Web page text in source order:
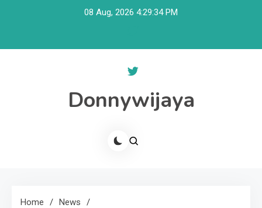
08 Aug, 2026 4:29:34 PM
Donnywijaya
Home
News